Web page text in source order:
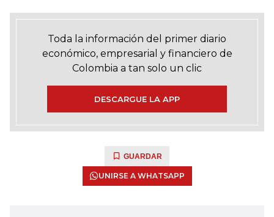
Toda la información del primer diario
económico, empresarial y financiero de
Colombia a tan solo un clic
DESCARGUE LA APP
GUARDAR
UNIRSE A WHATSAPP